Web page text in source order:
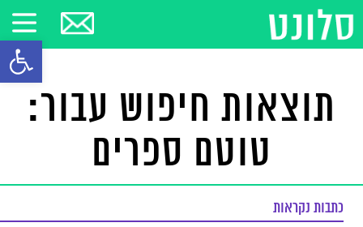
פתח
תוצאות חיפוש עבור:
טוטם ספרים
כתבות נקראות